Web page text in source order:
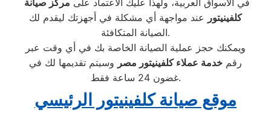
في الأسواق العربية، ولهذا عليك الاعتماد على مركز صيانة
كلفينيتور عند مواجهة أي مشكلة في أجهزتك ليقدم لك
الصيانة المتكافئة.
ويمكنك حجز عملية الصيانة الخاصة بك في أي وقت عبر
رقم خدمة عملاء كلفينيتور مصر وسيتم تقديمها لك في
غضون 24 ساعة فقط.
موقع صيانة كلفينيتور الرئيسي